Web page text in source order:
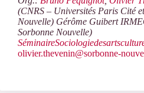
(CNRS – Universités Paris Cité
Nouvelle) Gérôme Guibert
Sorbonne Nouvelle)
olivier.thevenin@sorbonne-